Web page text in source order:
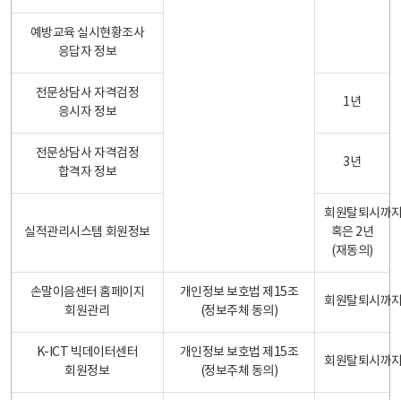
예방교육 실시현황조사
응답자 정보
전문상담사 자격검정
응시자 정보
1년
전문상담사 자격검정
합격자 정보
3년
실적관리시스템 회원정보
회원탈퇴시까
혹은 2년
(재동의)
손말이음센터 홈페이지
회원관리
개인정보 보호법 제15조
(정보주체 동의)
회원탈퇴시까
K-ICT 빅데이터센터
회원정보
개인정보 보호법 제15조
(정보주체 동의)
회원탈퇴시까